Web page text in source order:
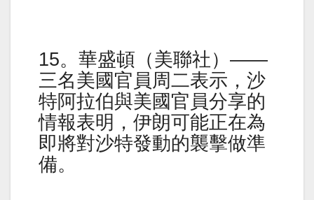
15。華盛頓（美聯社）——
三名美國官員周二表示，沙
特阿拉伯與美國官員分享的
情報表明，伊朗可能正在為
即將對沙特發動的襲擊做準
備。